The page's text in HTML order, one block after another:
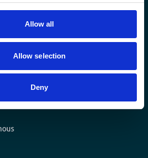
Allow all
Allow selection
Deny
et ont la liberté de s’épanouir